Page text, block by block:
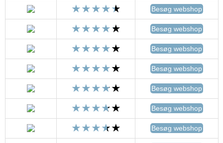
Besøg webshop
Besøg webshop
Besøg webshop
Besøg webshop
Besøg webshop
Besøg webshop
Besøg webshop